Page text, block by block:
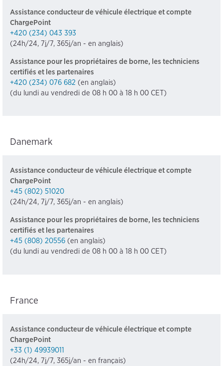
Assistance conducteur de véhicule électrique et compte
ChargePoint
+420 (234) 043 393
(24h/24, 7j/7, 365j/an - en anglais)
Assistance pour les propriétaires de borne, les techniciens
certifiés et les partenaires
+420 (234) 076 682 (en anglais)
(du lundi au vendredi de 08 h 00 à 18 h 00 CET)
Danemark
Assistance conducteur de véhicule électrique et compte
ChargePoint
+45 (802) 51020
(24h/24, 7j/7, 365j/an - en anglais)
Assistance pour les propriétaires de borne, les techniciens
certifiés et les partenaires
+45 (808) 20556 (en anglais)
(du lundi au vendredi de 08 h 00 à 18 h 00 CET)
France
Assistance conducteur de véhicule électrique et compte
ChargePoint
+33 (1) 49939011
(24h/24, 7j/7, 365j/an - en français)